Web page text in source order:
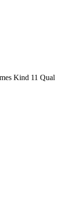
Kind 11 Qual